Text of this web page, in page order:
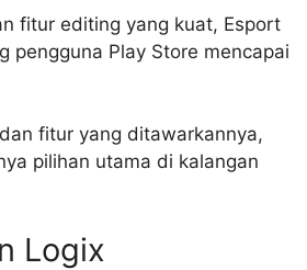
fitur editing yang kuat, Esport
pengguna Play Store mencapai
fitur yang ditawarkannya,
pilihan utama di kalangan
Logix